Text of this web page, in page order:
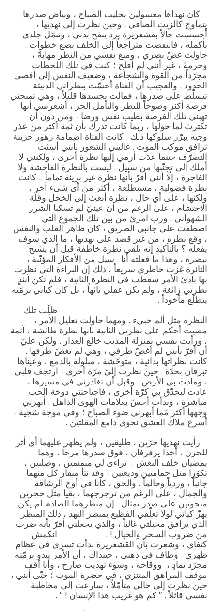
كان نهداها مغسولين بحليب الصباح ، وبياض صدرها
يتماوج كالزيت الصافي . وحين نظرت إلى نهديها ،
أحسست حالاً بقشعريرة برد ينفح بدني ، وتنمّل جلدي
بأكمله ، فانتفضت متراجعاً إلى الخلف بضع خطوات .
حاولت غضّ بصري ، ومنع نفسي من النظر مهابةً ،
وحرمةً ، غير أنني لم أفلح ؛ كنت في تلك اللحظات
مجرّداً من القوة والشجاعة ، وضعيف النفس إلى أقصى
الحدود . والعجيب أن الفتاة أحسّت بنظراتي الدنيئة
تتسلّط على صدرها ، فمالت بجسدها قليلاً ، وهي تمنحني
فرصة أكثر وضوحاً للنظر والتأمل الحر ، أشعرتنني أنها
تهبني تلك الفرصة بطيب نفس ورضا ، ومن دون أن
تكترث لما حولها ، ربما كانت تدرك بأن ثمة أكثر من عذر
وجيه يبرّر سلوكها ذلك . كانت الفتاة اضمامة زهور حزينة
ترافق موكب الموت . غالبني الشعور بأنني أسئت
التصرّف حينما عدّت أرمي إليها نظرة أخرى ، ولكنني لا
أملك إلى تجنّبها من سبيل . ليست بالنظرة الفاحشة ولا
الفاجرة ، إلّا أنني أقرّ بأنها نظرة غير بريئة تماماً .. كانت
نظرة فضولية ، مستطلعة ، أكثر من أي شيء آخر ،
ولكنها ، على أي حال ، نظرة أبعث إلى الخجل وقلّة
الاحتشام ، على الرغم من أن عينيّ لم تسكبا الشرر
الشهواني . ورب امرئ من بين تلك الجموع التي
اصطفت على جانبي الطريق ، كان طاهر القلب والنفس
، وقع نظره ، من غير قصد على نهديها ، ما الذي سوف
يفعله ؟ بالتأكيد إنه يلقي نظرة خاطفة قبل أن يشيح
ببصره ، وهذا ما فعلته أنا . سيل من الأفكار المؤنّبة ،
الثائرة غزت خاطري سريعاً ، ذلك إن البراءة التي نظرت
بها بادئ الأمر سقطت في النظرة الثانية ، فلم تكن آنئذٍ
نظرتي زائغة ، ولم يكن عقلي تائهاً ، بل كان كياني برمّته
يتطلّع مأخوذاً .
ظلّت تلك
النظرة مثل ألم خبيء . ومهما حاولت تعليل الأمر ،
مضيت أحكم على نظرتي الثانية بأنها نظرة طائشة ، آثمة
، ورأيت نفسي بمنزلة المذنب خالع العذار . ولكن عليّ
أن أقرّ بأنني لم أغضّ طرفي ، وهي لم تغضّ طرفها .
كانت نظراتها بدائية ، متوحّشة ، مبلولة بالدمع ، وعيناها
تبرقان بحدّة . حين نظرت إليّ مرّة أخرى ، ارتجف قلبي
، ومادت بي الأرض . وقبل أن تغادرني في مسيرها ،
عادت لتحدّق بي كرّة أخرى ، فاجتاحتني دوخة الحب
مباشرة ، وبدأت أحسّ بعلامات الهوى الذاهل . أبهرني
وجهها أكثر مّما أبهرني ضوء الصباح ؛ وفي موجة شجية ،
أسرع ملاك العشق نحوي دامع المقلتين .
رأيت نهديها حرّين ، طليقين ، ولم يظهر عليهما أي أثر
للحزن ، أخذا يرفرفان ، فوق صدرها مرحاً ، وهما
يمضيان خلف النعش . تراءى لي منمنمين ، وصلبين ،
تكوّرا مثل حمامتين وديعتين ، وقد نتأ منقار كل منهما
جانباً ، وردياً وحالماً . والحق ، كانا في أوج الرشاقة
والجمال ، على الرغم من ترجرجهما ، بقيا مثل حجرين
منحوتين على صدر تمثال . إن منظرهما الصادم لم يكن
يهزّ كياني لولا تعلّقي الفظيع بمنظر النهد ، ذلك المنظر
الذي يرافق مخيلتي غالباً ، والذي يجعلني أقرّ بأنه ضرب
من ضروب السحر والخيال ! . انكمش
كتفاي ، وشعرت بأن القشعريرة بدأت تسري في عظام
ظهري . وطاف في ذهني ، حينذاك ، أن الأمر يبدو برمّته
مجرّد تمادٍ ، ووقاحة ، وسوء تهذيب صارخ ، وأنا أقف
موقف المراهق المتنزي ، في حضرة الموت ؛ حتّى أنني ،
حين نظرت إلى حالي متأمّلاً ، سارعت إلى مخاطبة
نفسي قائلاً : ” كم هو غريب هذا الإنسان ! ” .